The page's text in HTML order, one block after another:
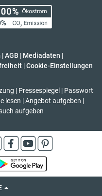
|AGB | Mediadaten |
| Cookie-Einstellungen
| Pressespiegel | Passwort
lesen | Angebot aufgeben |
aufgeben